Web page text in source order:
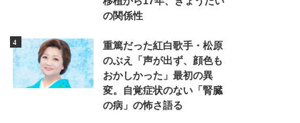
の関係性
重篤だった紅白歌手・松原
のぶえ「声が出ず、顔色も
おかしかった」最初の異
変。自覚症状のない「腎臓
の病」の怖さ語る